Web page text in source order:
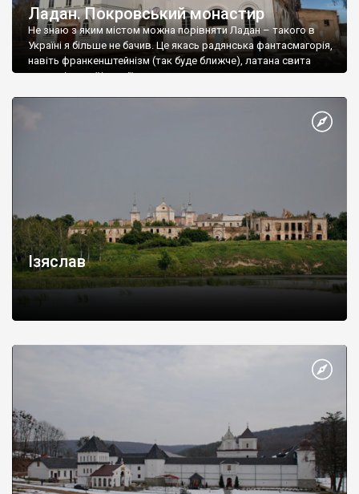
Ладан. Покровський монастир
Не знаю з яким містом можна порівняти Ладан – такого в
Україні я більше не бачив. Це якась радянська фантасмагорія,
навіть франкенштейнізм (так буде ближче), латана свита
совдепівської історії.
Ізяслав